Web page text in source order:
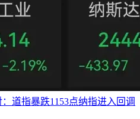
道指暴跌1153点纳指进入回调